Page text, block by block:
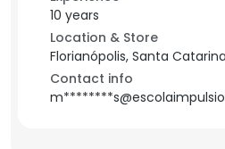
10 years
Location & Store
Florianópolis, Santa Catarina
Contact info